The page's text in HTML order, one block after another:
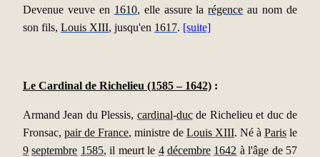
Devenue veuve en 1610, elle assure larégence au nom de
son fils, Louis XIII, jusqu'en 1617. [suite]
Le Cardinal de Richelieu (1585 – 1642) :
Armand Jean du Plessis, cardinal-ducde Richelieu et duc de
Fronsac, pair de France, ministre de Louis XIII. Né à Paris le
9 septembre 1585, il meurt le 4 décembre 1642 à l'âge de 57